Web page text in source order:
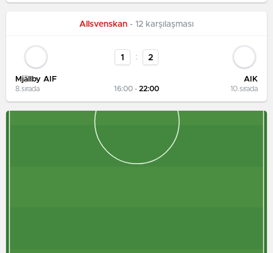
Allsvenskan - 12 karşılaşması
16:00 - 22:00
Mjällby AIF
8.sırada
1 : 2
AIK
10.sırada